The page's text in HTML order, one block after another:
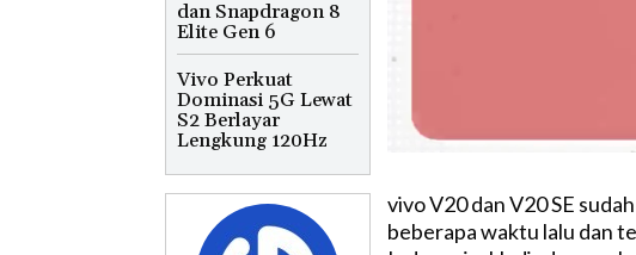
dan Snapdragon 8
Elite Gen 6
Vivo Perkuat
Dominasi 5G Lewat
S2 Berlayar
Lengkung 120Hz
vivo V20 dan V20 SE
beberapa waktu lalu dan